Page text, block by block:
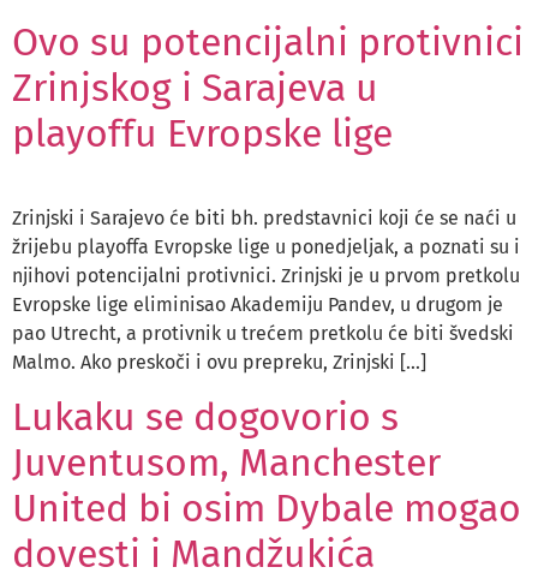
Ovo su potencijalni protivnici
Zrinjskog i Sarajeva u
playoffu Evropske lige
Zrinjski i Sarajevo će biti bh. predstavnici koji će se naći u
žrijebu playoffa Evropske lige u ponedjeljak, a poznati su i
njihovi potencijalni protivnici. Zrinjski je u prvom pretkolu
Evropske lige eliminisao Akademiju Pandev, u drugom je
pao Utrecht, a protivnik u trećem pretkolu će biti švedski
Malmo. Ako preskoči i ovu prepreku, Zrinjski […]
Lukaku se dogovorio s
Juventusom, Manchester
United bi osim Dybale mogao
dovesti i Mandžukića